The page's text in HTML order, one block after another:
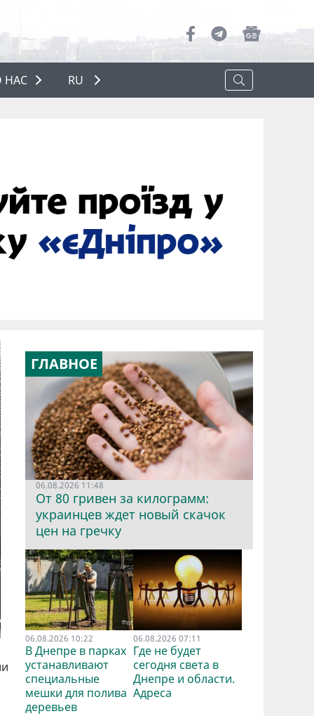
НАС
О НАС
RU
ГЛАВНОЕ
06.08.2026 11:48
От 80 гривен за килограмм:
украинцев ждет новый скачок
цен на гречку
06.08.2026 10:22
В Днепре в парках
устанавливают
специальные
мешки для полива
деревьев
06.08.2026 07:11
Где не будет
сегодня света в
Днепре и области.
Адреса